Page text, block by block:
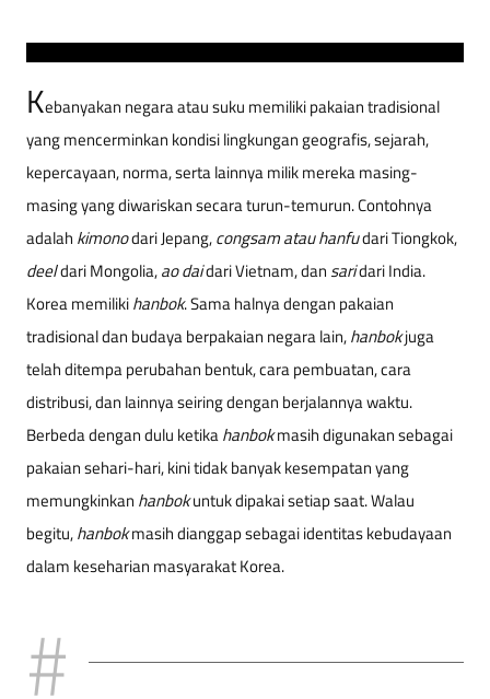
Kebanyakan negara atau suku memiliki pakaian tradisional
yang mencerminkan kondisi lingkungan geografis, sejarah,
kepercayaan, norma, serta lainnya milik mereka masing-
masing yang diwariskan secara turun-temurun. Contohnya
adalah kimonodari Jepang,congsam atau hanfudari Tiongkok,
deeldari Mongolia,ao daidari Vietnam, dan saridari India.
Korea memilikihanbok. Sama halnya dengan pakaian
tradisional dan budaya berpakaian negara lain,hanbokjuga
telah ditempa perubahan bentuk, cara pembuatan, cara
distribusi, dan lainnya seiring dengan berjalannya waktu.
Berbeda dengan dulu ketikahanbokmasih digunakan sebagai
pakaian sehari-hari, kini tidak banyak kesempatan yang
memungkinkan hanbokuntuk dipakai setiap saat. Walau
begitu,hanbokmasih dianggap sebagai identitas kebudayaan
dalam keseharian masyarakat Korea.